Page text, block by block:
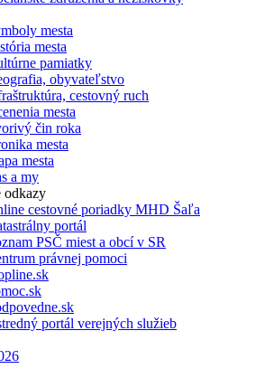
mesta
mesta
pamiatky
obyvateľstvo
cestovný ruch
mesta
čin roka
mesta
mesta
a my
odkazy
cestovné poriadky MHD Šaľa
portál
PSČ miest a obcí v SR
právnej pomoci
portál verejných služieb